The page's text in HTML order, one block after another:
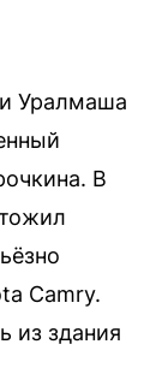
Уралмаша
В
Camry.
из здания